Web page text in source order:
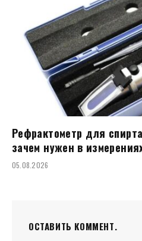
Рефрактометр для
зачем нужен в
05.08.2026
ОСТАВИТЬ КОММЕНТ.